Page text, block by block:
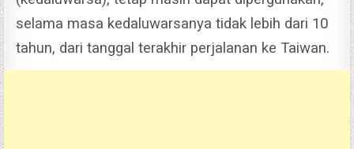
selama masa kedaluwarsanya tidak lebih dari 10
tahun, dari tanggal terakhir perjalanan ke Taiwan.